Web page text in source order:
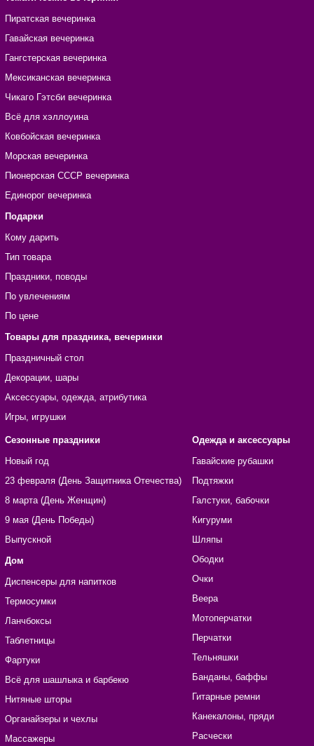
Пиратская вечеринка
Гавайская вечеринка
Гангстерская вечеринка
Мексиканская вечеринка
Чикаго Гэтсби вечеринка
Всё для хэллоуина
Ковбойская вечеринка
Морская вечеринка
Пионерская СССР вечеринка
Единорог вечеринка
Подарки
Кому дарить
Тип товара
Праздники, поводы
По увлечениям
По цене
Товары для праздника, вечеринки
Праздничный стол
Декорации, шары
Аксессуары, одежда, атрибутика
Игры, игрушки
Сезонные праздники
Новый год
23 февраля (День Защитника Отечества)
8 марта (День Женщин)
9 мая (День Победы)
Выпускной
Дом
Диспенсеры для напитков
Термосумки
Ланчбоксы
Таблетницы
Фартуки
Всё для шашлыка и барбекю
Нитяные шторы
Органайзеры и чехлы
Массажеры
Одежда и аксессуары
Гавайские рубашки
Подтяжки
Галстуки, бабочки
Кигуруми
Шляпы
Ободки
Очки
Веера
Мотоперчатки
Перчатки
Тельняшки
Банданы, баффы
Гитарные ремни
Канекалоны, пряди
Расчески